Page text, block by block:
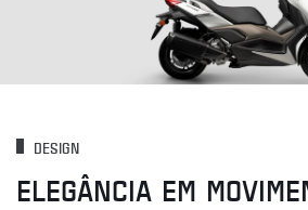
DESIGN
ELEGÂNCIA EM